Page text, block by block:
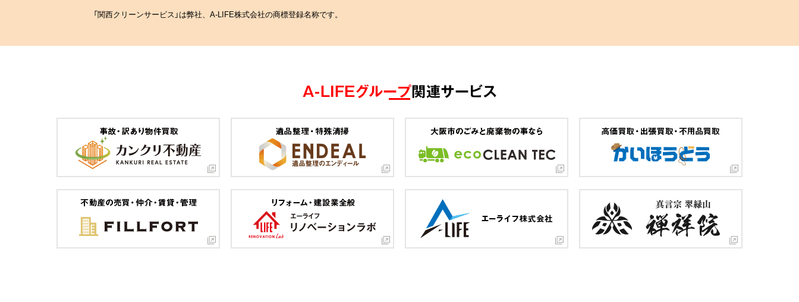
「関西クリーンサービス」は弊社、A-LIFE株式会社の商標登録名称です。
A-LIFEグループ関連サービス